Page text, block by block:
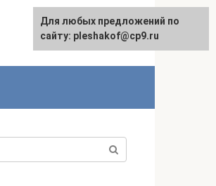
Для любых предложений по
сайту: pleshakof@cp9.ru